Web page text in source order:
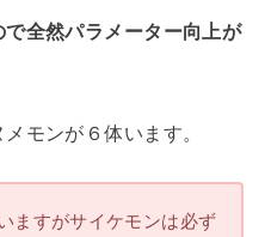
全然パラメーター向上が
モンが６体います。
ますがサイケモンは必ず